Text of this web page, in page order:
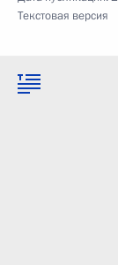
Текстовая версия